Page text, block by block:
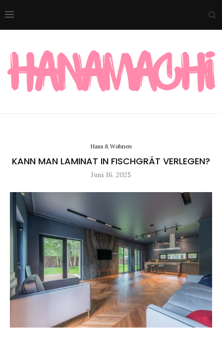
Haus & Wohnen
KANN MAN LAMINAT IN FISCHGRÄT VERLEGEN?
Juni 16, 2025